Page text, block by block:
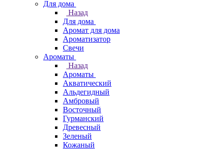
Для дома
Назад
Для дома
Аромат для дома
Ароматизатор
Свечи
Ароматы
Назад
Ароматы
Акватический
Альдегидный
Амбровый
Восточный
Гурманский
Древесный
Зеленый
Кожаный